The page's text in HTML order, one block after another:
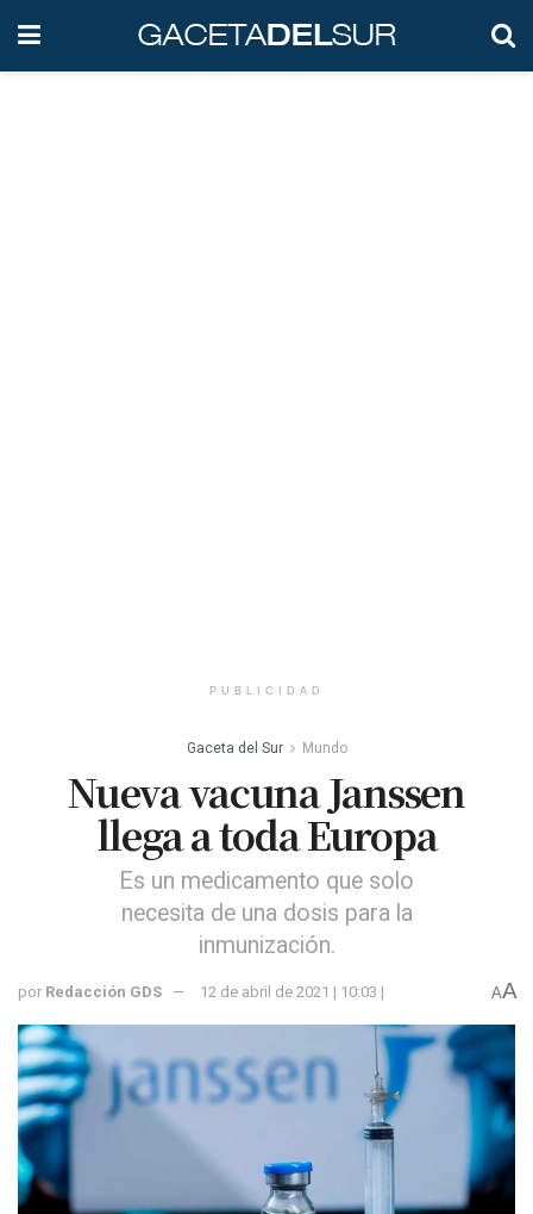
PUBLICIDAD
Gaceta del Sur Mundo
Nueva vacuna Janssen
llega a toda Europa
Es un medicamento que solo
necesita de una dosis para la
inmunización.
por Redacción GDS 12 de abril de 2021 | 10:03 | AA